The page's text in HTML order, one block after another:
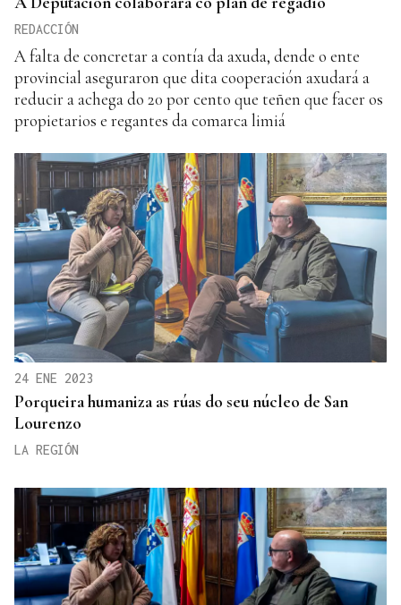
REDACCIÓN
A falta de concretar a contía da axuda, dende o ente
provincial aseguraron que dita cooperación axudará a
reducir a achega do 20 por cento que teñen que facer os
propietarios e regantes da comarca limiá
24 ENE 2023
Porqueira humaniza as rúas do seu núcleo de San
Lourenzo
LA REGIÓN